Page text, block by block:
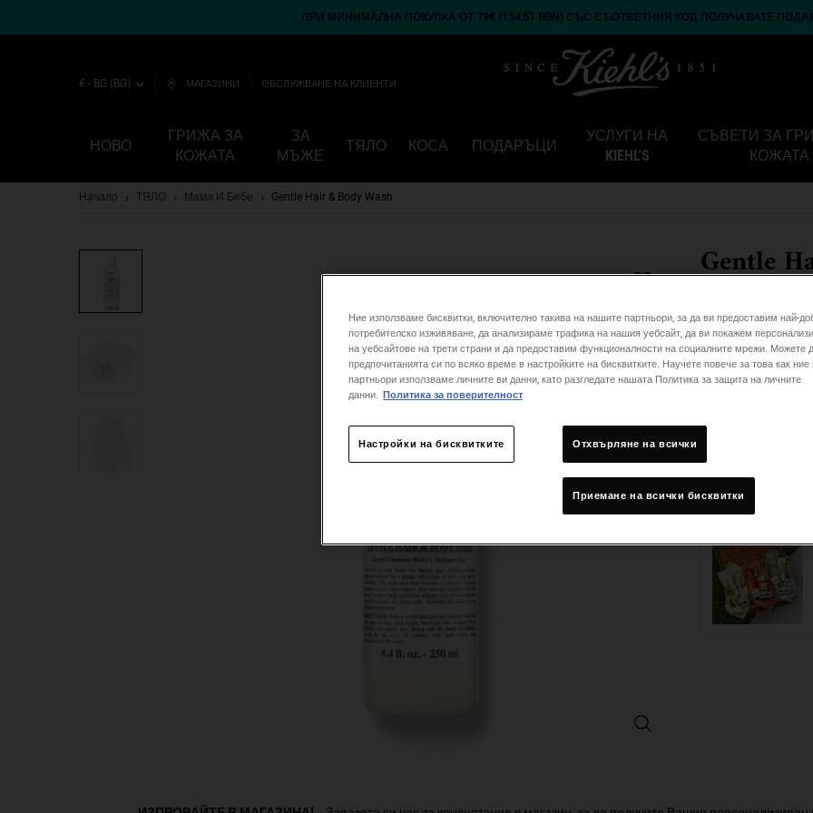
ПРИ МИНИМАЛНА ПОКУПКА ОТ 79€ (154,51 BGN) СЪС СЪОТВЕТНИЯ КОД ПОЛУЧАВАТЕ
€ - BG (BG) МАГАЗИНИ ОБСЛУЖВАНЕ НА КЛИЕНТИ
НОВО
ГРИЖА ЗА
КОЖАТА
ЗА
МЪЖЕ
ТЯЛО КОСА ПОДАРЪЦИ
УСЛУГИ НА
KIEHL'S
СЪВЕТИ ЗА
КОЖАТА
Начало ТЯЛО Мама И Бебе Gentle Hair & Body Wash
Gentle
Gentle Hair & Body Wash -
Нежен бебешки
−
Ние използваме бисквитки, включително такива на нашите партньори, за да ви предоставим най-
потребителско изживяване, да анализираме трафика на нашия уебсайт, да ви покажем
на уебсайтове на трети страни и да предоставим функционалности на социалните мрежи. Можете
предпочитанията си по всяко време в настройките на бисквитките. Научете повече за това как
партньори използваме личните ви данни, като разгледате нашата Политика за защита на личните
данни. Политика за поверителност
Настройки на бисквитките Отхвърляне на всички
Приемане на всички бисквитки